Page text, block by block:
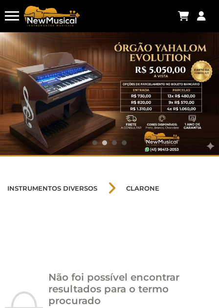
INSTRUMENTOS DIVERSOS CLARONE
Não foi possível encontrar
resultados para o termo
procurado